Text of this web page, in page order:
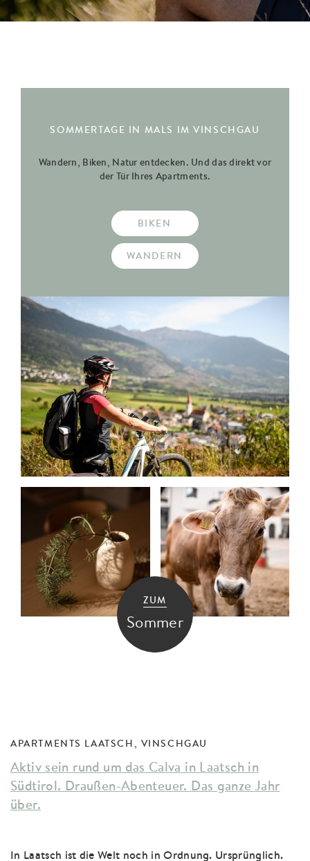
SOMMERTAGE IN MALS IM VINSCHGAU
Wandern, Biken, Natur entdecken. Und das direkt vor
der Tür Ihres Apartments.
BIKEN
WANDERN
ZUM
Sommer
APARTMENTS LAATSCH, VINSCHGAU
Aktiv sein rund um das Calva in Laatsch in
Südtirol. Draußen-Abenteuer. Das ganze Jahr
über.
In Laatsch ist die Welt noch in Ordnung. Ursprünglich.